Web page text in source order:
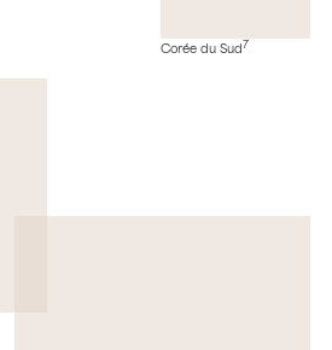
Corée du Sud 7